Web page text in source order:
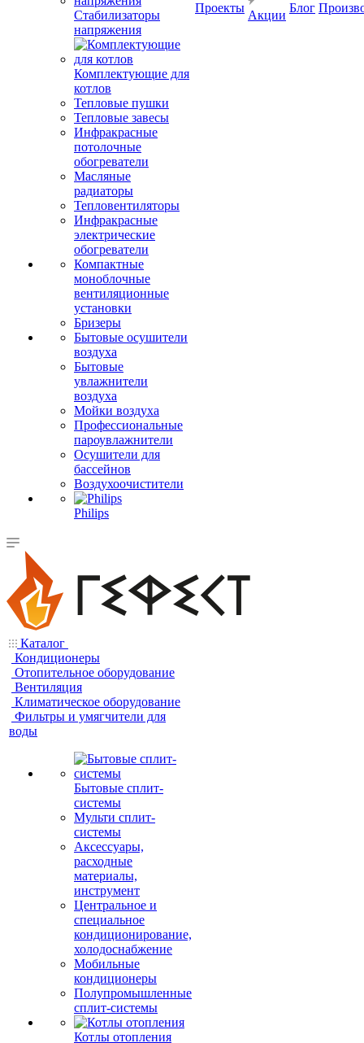
Стабилизаторы
напряжения
Комплектующие для
котлов
Тепловые пушки
Тепловые завесы
Инфракрасные
потолочные
обогреватели
Масляные
радиаторы
Тепловентиляторы
Инфракрасные
электрические
обогреватели
Компактные
моноблочные
вентиляционные
установки
Бризеры
Бытовые осушители
воздуха
Бытовые
увлажнители
воздуха
Мойки воздуха
Профессиональные
пароувлажнители
Осушители для
бассейнов
Воздухоочистители
Philips
Проекты
Акции
Блог
Каталог
Кондиционеры
Отопительное оборудование
Вентиляция
Климатическое оборудование
Фильтры и умягчители для
воды
Бытовые сплит-
системы
Мульти сплит-
системы
Аксессуары,
расходные
материалы,
инструмент
Центральное и
специальное
кондиционирование,
холодоснабжение
Мобильные
кондиционеры
Полупромышленные
сплит-системы
Котлы отопления